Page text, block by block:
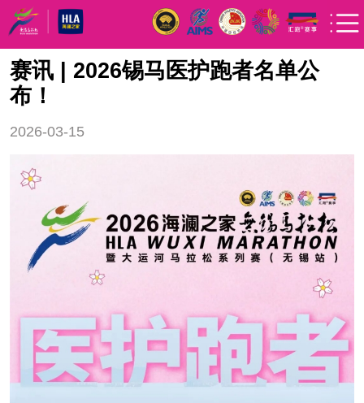
赛讯 | 2026锡马医护跑者名单公
布！
2026-03-15